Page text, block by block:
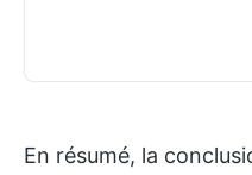
En résumé, la